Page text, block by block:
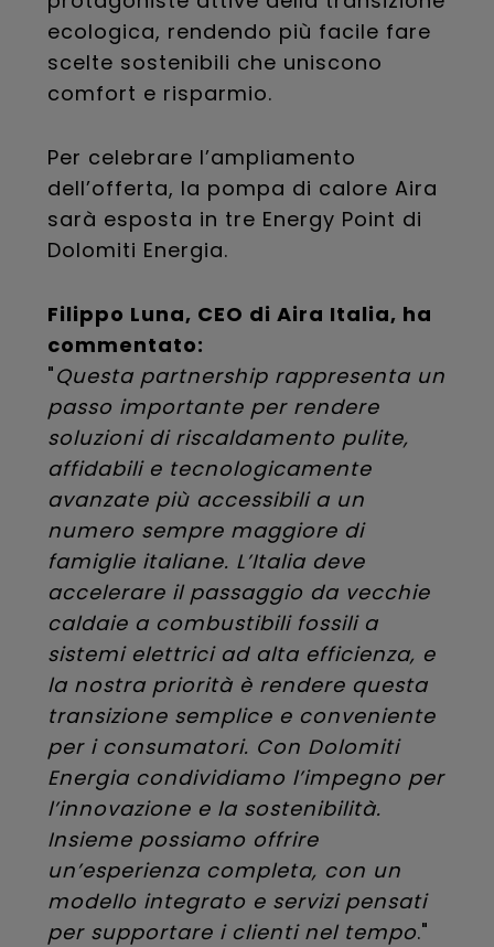
ecologica, rendendo più facile fare
scelte sostenibili che uniscono
comfort e risparmio.
Per celebrare l’ampliamento
dell’offerta, la pompa di calore Aira
sarà esposta in tre Energy Point di
Dolomiti Energia.
Filippo Luna, CEO di Aira Italia, ha
commentato:
"Questa partnership rappresenta un
passo importante per rendere
soluzioni di riscaldamento pulite,
affidabili e tecnologicamente
avanzate più accessibili a un
numero sempre maggiore di
famiglie italiane. L’Italia deve
accelerare il passaggio da vecchie
caldaie a combustibili fossili a
sistemi elettrici ad alta efficienza, e
la nostra priorità è rendere questa
transizione semplice e conveniente
per i consumatori. Con Dolomiti
Energia condividiamo l’impegno per
l’innovazione e la sostenibilità.
Insieme possiamo offrire
un’esperienza completa, con un
modello integrato e servizi pensati
per supportare i clienti nel tempo."